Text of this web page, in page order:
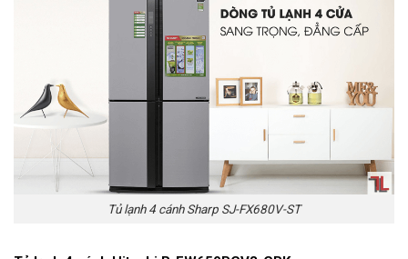
Tủ lạnh 4 cánh Sharp SJ-FX680V-ST